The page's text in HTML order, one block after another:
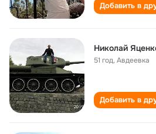
Добавить в
Николай
51 год,Авдеевка
Добавить в